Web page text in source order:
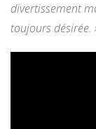
divertissement
toujours désirée.